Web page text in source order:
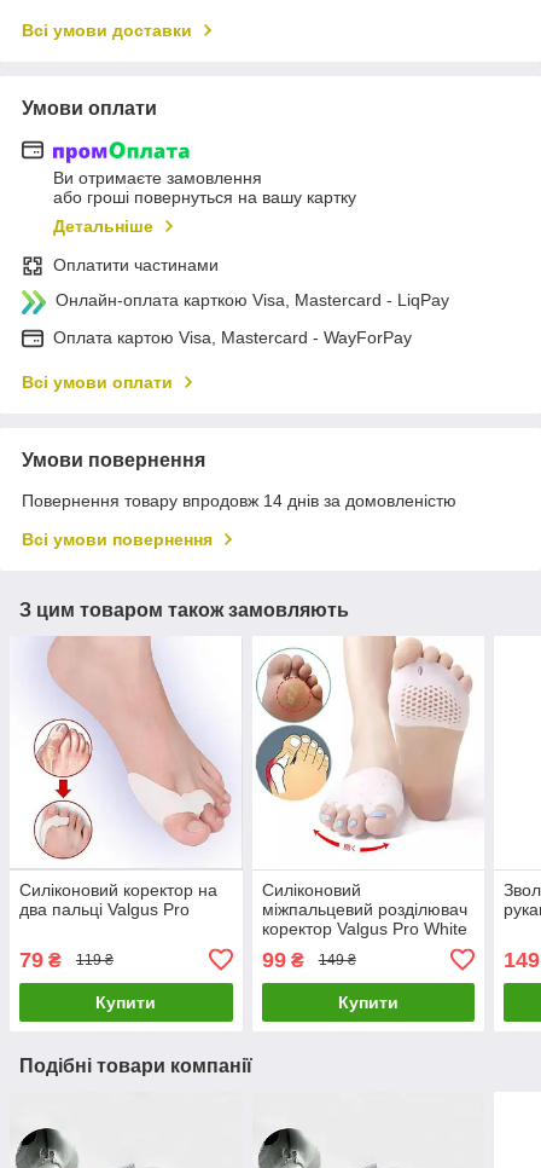
Всі умови доставки
Умови оплати
Ви отримаєте замовлення
або гроші повернуться на вашу картку
Детальніше
Оплатити частинами
Онлайн-оплата карткою Visa, Mastercard - LiqPay
Оплата картою Visa, Mastercard - WayForPay
Всі умови оплати
Умови повернення
Повернення товару впродовж 14 днів за домовленістю
Всі умови повернення
З цим товаром також замовляють
Силіконовий коректор на
два пальці Valgus Pro
79 ₴ 119 ₴
Купити
Силіконовий
міжпальцевий розділювач
коректор Valgus Pro White
99₴ 149 ₴
Купити
149
Подібні товари компанії